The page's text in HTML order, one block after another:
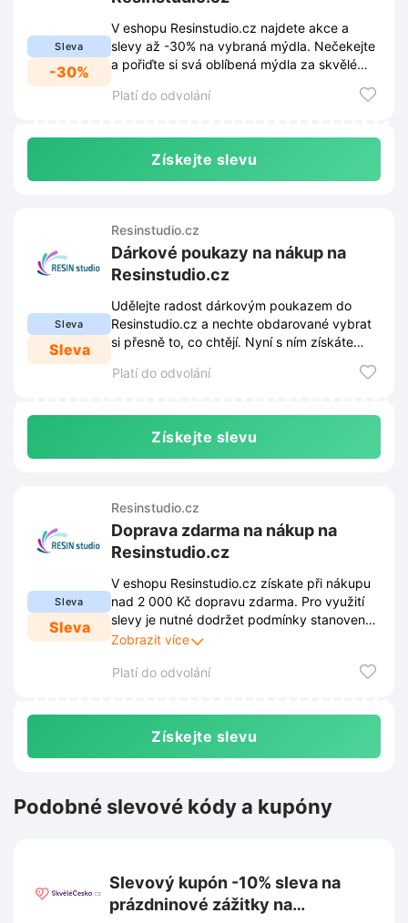
Sleva
-30%
V eshopu Resinstudio.cz najdete akce a
slevy až -30% na vybraná mýdla. Nečekejte
a pořiďte si svá oblíbená mýdla za skvělé
Platí do odvolání
Získejte slevu
Sleva
Sleva
Resinstudio.cz
Dárkové poukazy na nákup na
Resinstudio.cz
Udělejte radost dárkovým poukazem do
Resinstudio.cz a nechte obdarované vybrat
si přesně to, co chtějí. Nyní s ním získáte
Platí do odvolání
Získejte slevu
Sleva
Sleva
Resinstudio.cz
Doprava zdarma na nákup na
Resinstudio.cz
V eshopu Resinstudio.cz získate při nákupu
nad 2 000 Kč dopravu zdarma. Pro využití
slevy je nutné dodržet podmínky stanovené
obchodem. Tyto podmínky jsou zveřejněny
se průběžně měnit.
Zobrazit více
Platí do odvolání
Získejte slevu
Podobné slevové kódy a kupóny
Slevový kupón -10% sleva na
prázdninové zážitky na